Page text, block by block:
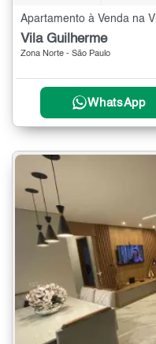
Apartamento à Venda na
Vila Guilherme
Zona Norte - São Paulo
WhatsApp